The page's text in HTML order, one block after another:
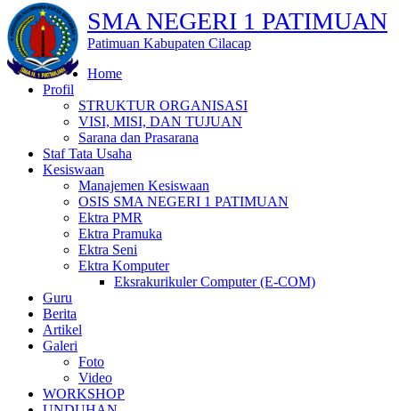
SMA NEGERI 1 PATIMUAN
Patimuan Kabupaten Cilacap
Home
Profil
STRUKTUR ORGANISASI
VISI, MISI, DAN TUJUAN
Sarana dan Prasarana
Staf Tata Usaha
Kesiswaan
Manajemen Kesiswaan
OSIS SMA NEGERI 1 PATIMUAN
Ektra PMR
Ektra Pramuka
Ektra Seni
Ektra Komputer
Eksrakurikuler Computer (E-COM)
Guru
Berita
Artikel
Galeri
Foto
Video
WORKSHOP